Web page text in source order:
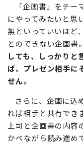
「企画書」をテ
にやってみたいと思
無といっていいほど
とのできない企画書。
しても、しっかりと
ば、プレゼン相手に
せん。
さらに、企画に込
れば相手と共有でき
上司と企画書の内
かべながら読み進め